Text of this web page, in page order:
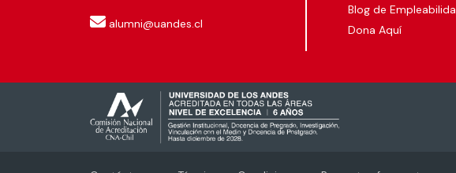
alumni@uandes.cl
Blog de
Dona Aquí